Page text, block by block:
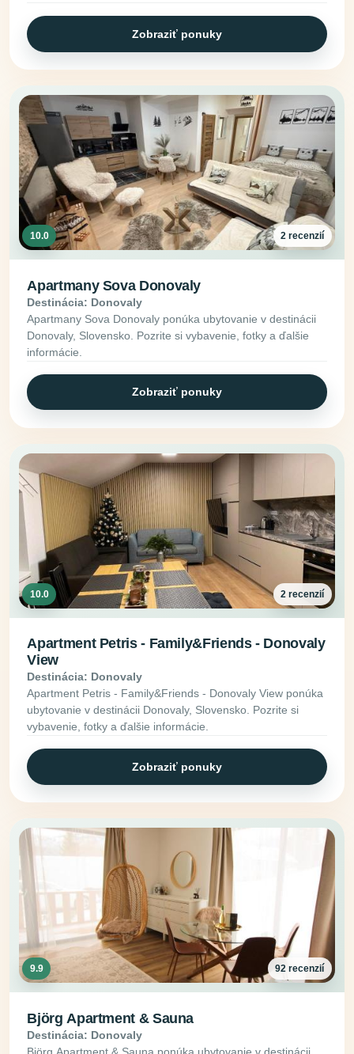
Zobraziť ponuky
10.0 2 recenzií
Apartmany Sova Donovaly
Destinácia: Donovaly
Apartmany Sova Donovaly ponúka ubytovanie v destinácii
Donovaly, Slovensko. Pozrite si vybavenie, fotky a ďalšie
informácie.
Zobraziť ponuky
10.0 2 recenzií
Apartment Petris - Family&Friends - Donovaly
View
Destinácia: Donovaly
Apartment Petris - Family&Friends - Donovaly View ponúka
ubytovanie v destinácii Donovaly, Slovensko. Pozrite si
vybavenie, fotky a ďalšie informácie.
Zobraziť ponuky
9.9 92 recenzií
Björg Apartment & Sauna
Destinácia: Donovaly
Björg Apartment & Sauna ponúka ubytovanie v destinácii